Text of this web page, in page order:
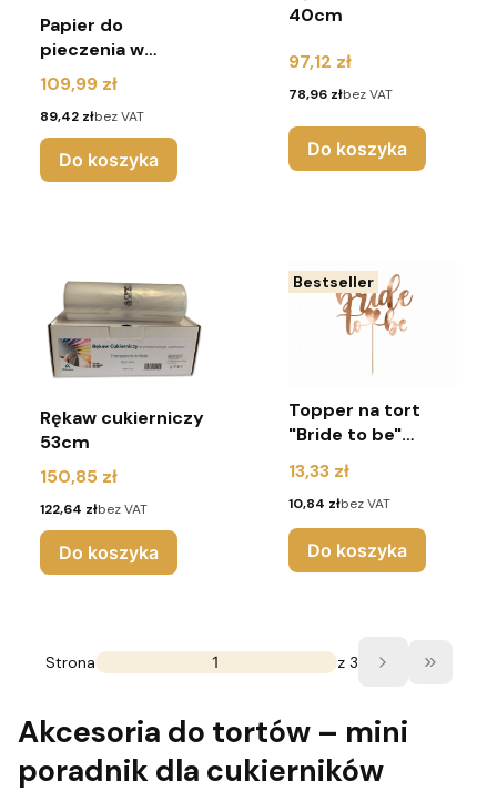
Papier do
pieczenia w
ryzach 60x40cm,
biały - 500 sztuk
Cena
109,99 zł
Cena
89,42 złbez VAT
Do koszyka
40cm
Cena
97,12 zł
Cena
78,96 złbez VAT
Do koszyka
Rękaw cukierniczy
53cm
Cena
150,85 zł
Cena
122,64 złbez VAT
Do koszyka
Bestseller
Topper na tort
"Bride to be"
różowe złoto -
Wesele
Cena
13,33 zł
Cena
10,84 złbez VAT
Do koszyka
Strona z 3
Akcesoria do tortów – mini
poradnik dla cukierników